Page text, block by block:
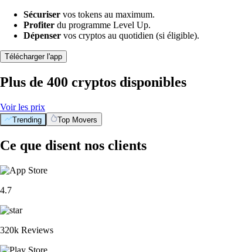
Sécuriser vos tokens au maximum.
Profiter du programme Level Up.
Dépenser vos cryptos au quotidien (si éligible).
Télécharger l'app
Plus de 400 cryptos disponibles
Voir les prix
Trending Top Movers
Ce que disent nos clients
4.7
320k Reviews